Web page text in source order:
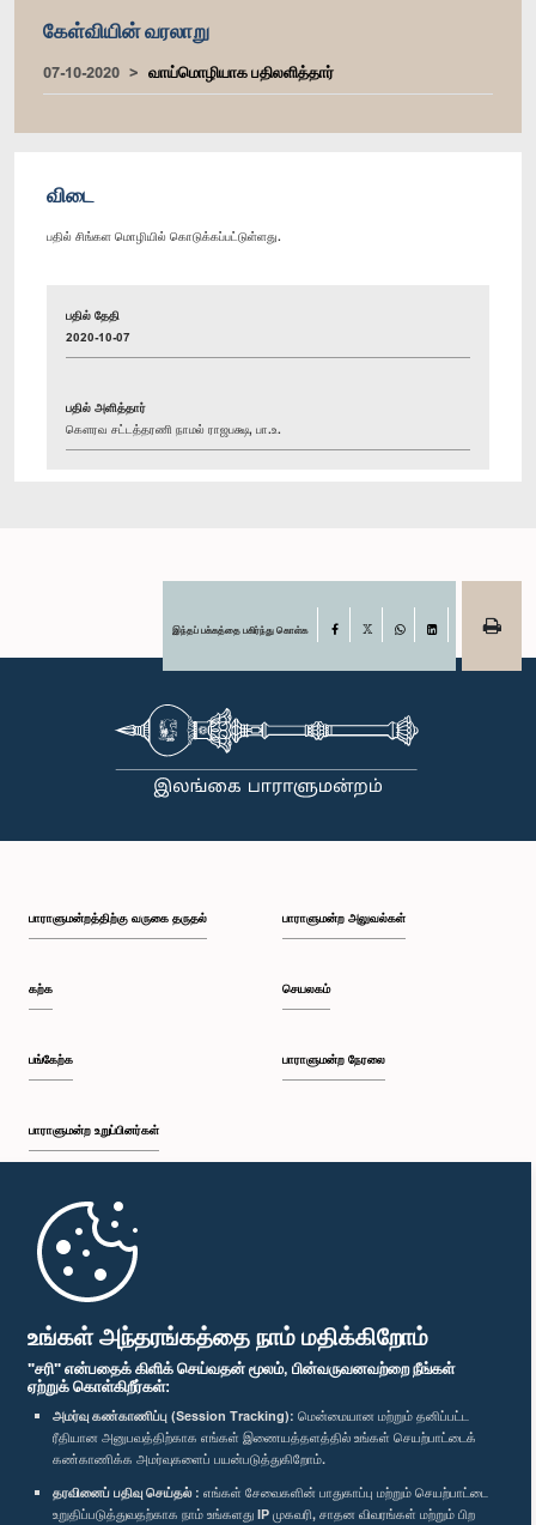
உங்கள் அந்தரங்கத்தை நாம் மதிக்கிறோம்
"சரி" என்பதைக் கிளிக் செய்வதன் மூலம், பின்வருவனவற்றை நீங்கள்
ஏற்றுக் கொள்கிறீர்கள்:
அமர்வு கண்காணிப்பு (Session Tracking): மென்மையான மற்றும் தனிப்பட்ட
ரீதியான அனுபவத்திற்காக எங்கள் இணையத்தளத்தில் உங்கள் செயற்பாட்டைக்
கண்காணிக்க அமர்வுகளைப் பயன்படுத்துகிறோம்.
தரவினைப் பதிவு செய்தல் : எங்கள் சேவைகளின் பாதுகாப்பு மற்றும் செயற்பாட்டை
உறுதிப்படுத்துவதற்காக நாம் உங்களது IP முகவரி, சாதன விவரங்கள் மற்றும் பிற
கேள்வியின் வரலாறு
07-10-2020 வாய்மொழியாக பதிலளித்தார்
விடை
பதில் சிங்கள மொழியில் கொடுக்கப்பட்டுள்ளது.
பதில் தேதி
2020-10-07
பதில் அளித்தார்
கௌரவ சட்டத்தரணி நாமல் ராஜபக்ஷ, பா.உ.
இந்தப் பக்கத்தை பகிர்ந்து கொள்க Facebook
பாராளுமன்றத்திற்கு வருகை தருதல்
கற்க
பங்கேற்க
பாராளுமன்ற உறுப்பினர்கள்
முதற்பக்கம்
பாராளுமன்ற அலுவல்கள்
செயலகம்
பாராளுமன்ற நேரலை
பாராளுமன்ற கையடக்க செயலி
எம்மை பின்தொடர்க :
விருதுகள்